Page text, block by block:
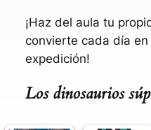
¡Haz del aula tu
convierte cada día
expedición!
Los dinosaurios